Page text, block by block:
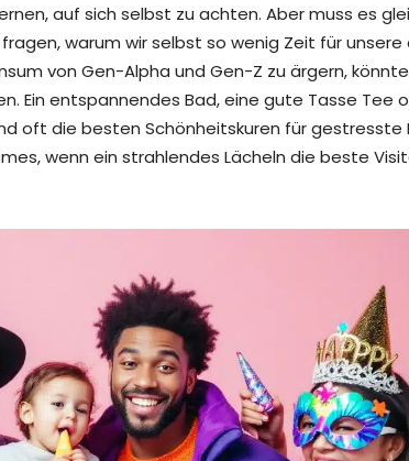
auf sich selbst zu achten. Aber muss es
warum wir selbst so wenig Zeit für unsere
von Gen-Alpha und Gen-Z zu ärgern,
Ein entspannendes Bad, eine gute Tasse Tee
oft die besten Schönheitskuren für gestresste
wenn ein strahlendes Lächeln die beste